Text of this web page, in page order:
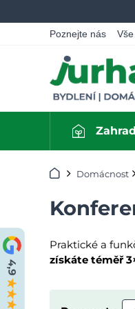
Poznejte nás
Úvod Domácnost
Praktické a
získáte téměř